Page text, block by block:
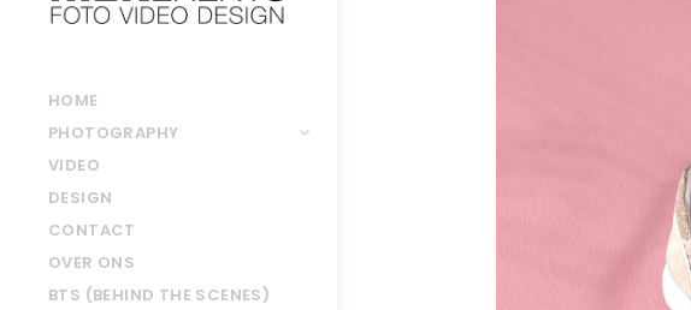
HOME
PHOTOGRAPHY
VIDEO
DESIGN
CONTACT
OVER ONS
BTS (BEHIND THE SCENES)